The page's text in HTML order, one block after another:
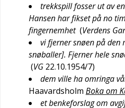
trekkspill fosser ut av
Hansen har fikset på no
fingernemhet (Verdens
vi fjerner snøen på den
snøballer]. Fjerner hele
(VG 22.10.1954/7)
dem ville ha omringa
Haavardsholm Boka om
et benkeforslag om